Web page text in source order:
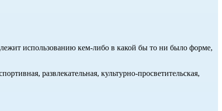
использованию кем-либо в какой бы то ни было форме,
развлекательная, культурно-просветительская,